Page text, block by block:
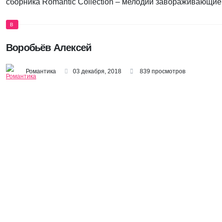
сборника Romantic Collection – мелодии завораживающие
В
Воробьёв Алексей
Романтика 03 декабря, 2018 839 просмотров